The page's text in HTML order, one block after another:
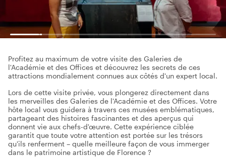
Profitez au maximum de votre visite des Galeries de
l'Académie et des Offices et découvrez les secrets de ces
attractions mondialement connues aux côtés d'un expert local.
Lors de cette visite privée, vous plongerez directement dans
les merveilles des Galeries de l'Académie et des Offices. Votre
hôte local vous guidera à travers ces musées emblématiques,
partageant des histoires fascinantes et des aperçus qui
donnent vie aux chefs-d'œuvre. Cette expérience ciblée
garantit que toute votre attention est portée sur les trésors
qu'ils renferment – quelle meilleure façon de vous immerger
dans le patrimoine artistique de Florence ?